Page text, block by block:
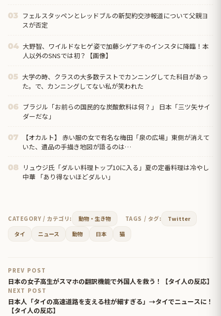
03 フェルスタッペンとレッドブルの新契約交渉報道について父親ヨ
スが否定
04 大野智、ワイルドなヒゲ姿で加藤シゲアキのインスタに降臨！本
人以外のSNSでは初？【画像】
05 大学の時、クラスの大多数テストでカンニングしてた科目があっ
た。で、カンニングしてない私が笑われた
06 ブラジル「お前らの国民的な炭酸飲料は何？」 日本「三ツ矢サイ
ダーだな」
07
【オカルト】 赤い服の女で有名な梅田「泉の広場」東側が消えて
いた、遺品の手描き地図が語るのは…
08
リュウジ氏「ダルい料理トップ10に入る」夏の定番料理は冷やし
中華 「あり得ないほどダルい」
CATEGORY / カテゴリ: 動物・生き物 TAGS / タグ:
Twitter
タイ
ニュース 動物 日本 猫
PREV POST
日本の女子高生がスマホの翻訳機能で外国人を救う！【タイ人の反応】
NEXT POST
日本人「タイの高速道路を支える柱が細すぎる」→タイでニュースに！
【タイ人の反応】